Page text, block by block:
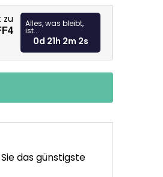
zu
Alles, was bleibt,
ist...
0d 21h 2m 0s
das günstigste